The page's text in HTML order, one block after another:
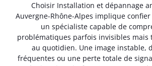
Choisir Installation et dépannage
Auvergne-Rhône-Alpes implique confier
un spécialiste capable de
problématiques parfois invisibles mais
au quotidien. Une image instable,
fréquentes ou une perte totale de